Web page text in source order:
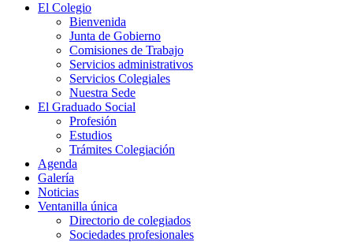
El Colegio
Bienvenida
Junta de Gobierno
Comisiones de Trabajo
Servicios administrativos
Servicios Colegiales
Nuestra Sede
El Graduado Social
Profesión
Estudios
Trámites Colegiación
Agenda
Galería
Noticias
Ventanilla única
Directorio de colegiados
Sociedades profesionales